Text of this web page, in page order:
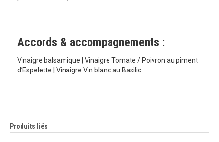
Accords & accompagnements :
Vinaigre balsamique | Vinaigre Tomate / Poivron au piment
d’Espelette | Vinaigre Vin blanc au Basilic.
Produits liés